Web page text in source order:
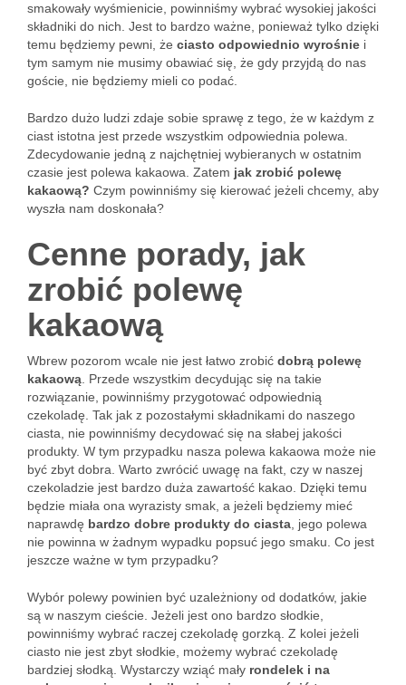
smakowały wyśmienicie, powinniśmy wybrać wysokiej jakości
składniki do nich. Jest to bardzo ważne, ponieważ tylko dzięki
temu będziemy pewni, że ciasto odpowiednio wyrośnie i
tym samym nie musimy obawiać się, że gdy przyjdą do nas
goście, nie będziemy mieli co podać.
Bardzo dużo ludzi zdaje sobie sprawę z tego, że w każdym z
ciast istotna jest przede wszystkim odpowiednia polewa.
Zdecydowanie jedną z najchętniej wybieranych w ostatnim
czasie jest polewa kakaowa. Zatem jak zrobić polewę
kakaową? Czym powinniśmy się kierować jeżeli chcemy, aby
wyszła nam doskonała?
Cenne porady, jak
zrobić polewę
kakaową
Wbrew pozorom wcale nie jest łatwo zrobić dobrą polewę
kakaową . Przede wszystkim decydując się na takie
rozwiązanie, powinniśmy przygotować odpowiednią
czekoladę. Tak jak z pozostałymi składnikami do naszego
ciasta, nie powinniśmy decydować się na słabej jakości
produkty. W tym przypadku nasza polewa kakaowa może nie
być zbyt dobra. Warto zwrócić uwagę na fakt, czy w naszej
czekoladzie jest bardzo duża zawartość kakao. Dzięki temu
będzie miała ona wyrazisty smak, a jeżeli będziemy mieć
naprawdę bardzo dobre produkty do ciasta , jego polewa
nie powinna w żadnym wypadku popsuć jego smaku. Co jest
jeszcze ważne w tym przypadku?
Wybór polewy powinien być uzależniony od dodatków, jakie
są w naszym cieście. Jeżeli jest ono bardzo słodkie,
powinniśmy wybrać raczej czekoladę gorzką. Z kolei jeżeli
ciasto nie jest zbyt słodkie, możemy wybrać czekoladę
bardziej słodką. Wystarczy wziąć mały rondelek i na